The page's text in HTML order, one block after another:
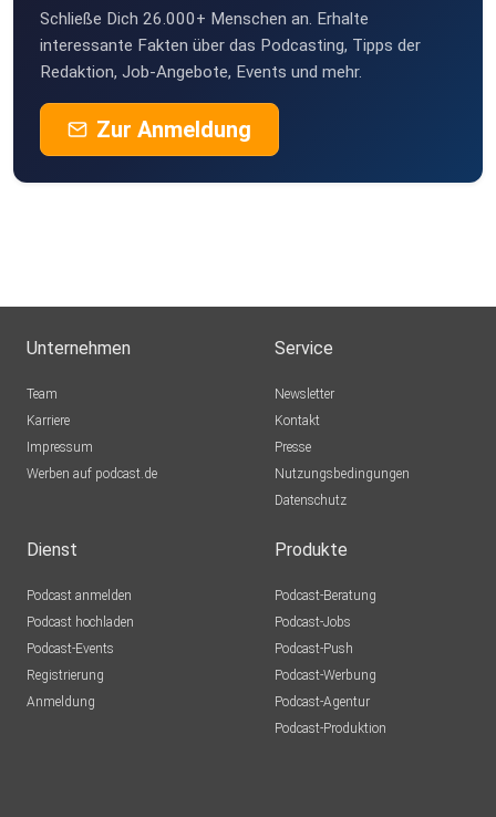
Schließe Dich 26.000+ Menschen an. Erhalte
interessante Fakten über das Podcasting, Tipps der
Redaktion, Job-Angebote, Events und mehr.
Zur Anmeldung
Unternehmen
Team
Karriere
Impressum
Werben auf podcast.de
Service
Newsletter
Kontakt
Presse
Nutzungsbedingungen
Datenschutz
Dienst
Podcast anmelden
Podcast hochladen
Podcast-Events
Registrierung
Anmeldung
Produkte
Podcast-Beratung
Podcast-Jobs
Podcast-Push
Podcast-Werbung
Podcast-Agentur
Podcast-Produktion